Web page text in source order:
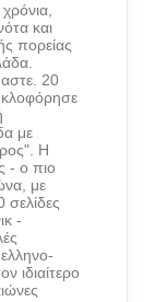
και
πορείας
20
με
Η
- ο πιο
με
-
ιδιαίτερο